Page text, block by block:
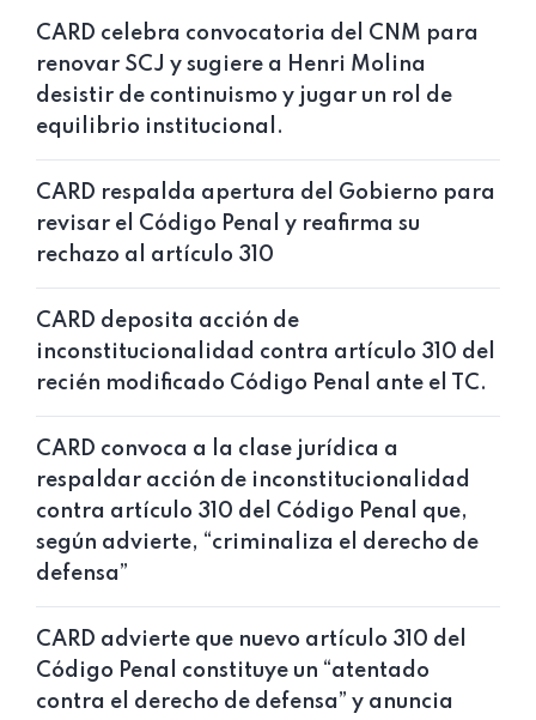
CARD celebra convocatoria del CNM para
renovar SCJ y sugiere a Henri Molina
desistir de continuismo y jugar un rol de
equilibrio institucional.
CARD respalda apertura del Gobierno para
revisar el Código Penal y reafirma su
rechazo al artículo 310
CARD deposita acción de
inconstitucionalidad contra artículo 310 del
recién modificado Código Penal ante el TC.
CARD convoca a la clase jurídica a
respaldar acción de inconstitucionalidad
contra artículo 310 del Código Penal que,
según advierte, “criminaliza el derecho de
defensa”
CARD advierte que nuevo artículo 310 del
Código Penal constituye un “atentado
contra el derecho de defensa” y anuncia